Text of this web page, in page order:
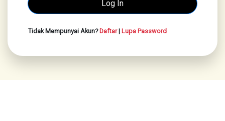
Tidak Mempunyai Akun?Daftar| Lupa Password